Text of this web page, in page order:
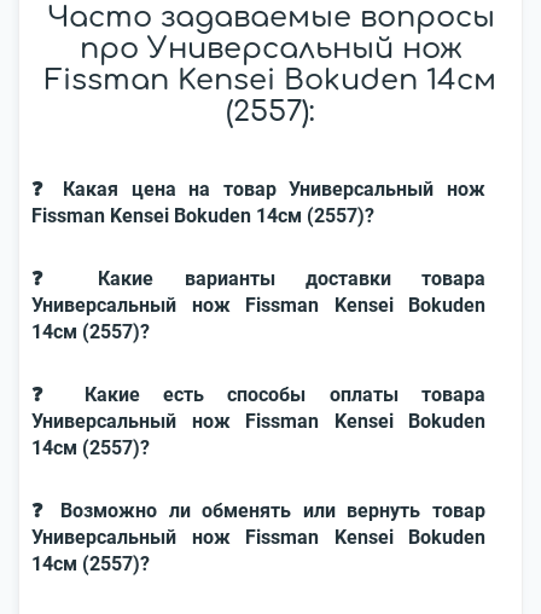
Часто задаваемые вопросы
про Универсальный нож
Fissman Kensei Bokuden 14см
(2557):
❓ Какая цена на товар Универсальный нож
Fissman Kensei Bokuden 14см (2557)?
❓ Какие варианты доставки товара
Универсальный нож Fissman Kensei Bokuden
14см (2557)?
❓ Какие есть способы оплаты товара
Универсальный нож Fissman Kensei Bokuden
14см (2557)?
❓ Возможно ли обменять или вернуть товар
Универсальный нож Fissman Kensei Bokuden
14см (2557)?